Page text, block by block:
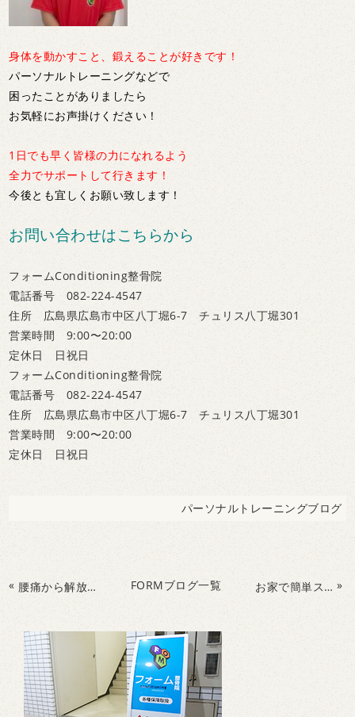
身体を動かすこと、鍛えることが好きです！
パーソナルトレーニングなどで
困ったことがありましたら
お気軽にお声掛けください！
1日でも早く皆様の力になれるよう
全力でサポートして行きます！
今後とも宜しくお願い致します！
お問い合わせはこちらから
フォームConditioning整骨院
電話番号 082-224-4547
住所 広島県広島市中区八丁堀6-7 チュリス八丁堀301
営業時間 9:00〜20:00
定休日 日祝日
フォームConditioning整骨院
電話番号 082-224-4547
住所 広島県広島市中区八丁堀6-7 チュリス八丁堀301
営業時間 9:00〜20:00
定休日 日祝日
パーソナルトレーニングブログ
« 腰痛から解放されませんか？ FORMブログ一覧 お家で簡単ストレッチ！ »